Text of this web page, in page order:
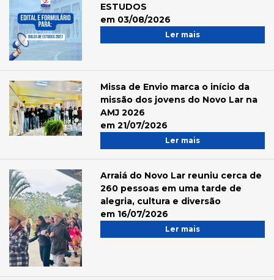
ESTUDOS
em 03/08/2026
Ler mais
Missa de Envio marca o início da
missão dos jovens do Novo Lar na
AMJ 2026
em 21/07/2026
Ler mais
Arraiá do Novo Lar reuniu cerca de
260 pessoas em uma tarde de
alegria, cultura e diversão
em 16/07/2026
Ler mais